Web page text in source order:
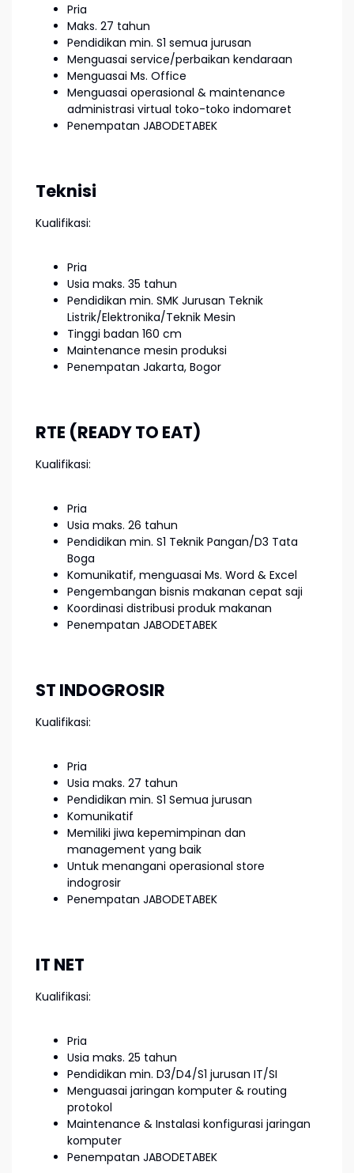
Pria
Maks. 27 tahun
Pendidikan min. S1 semua jurusan
Menguasai service/perbaikan kendaraan
Menguasai Ms. Office
Menguasai operasional & maintenance
administrasi virtual toko-toko indomaret
Penempatan JABODETABEK
Teknisi
Kualifikasi:
Pria
Usia maks. 35 tahun
Pendidikan min. SMK Jurusan Teknik
Listrik/Elektronika/Teknik Mesin
Tinggi badan 160 cm
Maintenance mesin produksi
Penempatan Jakarta, Bogor
RTE (READY TO EAT)
Kualifikasi:
Pria
Usia maks. 26 tahun
Pendidikan min. S1 Teknik Pangan/D3 Tata
Boga
Komunikatif, menguasai Ms. Word & Excel
Pengembangan bisnis makanan cepat saji
Koordinasi distribusi produk makanan
Penempatan JABODETABEK
ST INDOGROSIR
Kualifikasi:
Pria
Usia maks. 27 tahun
Pendidikan min. S1 Semua jurusan
Komunikatif
Memiliki jiwa kepemimpinan dan
management yang baik
Untuk menangani operasional store
indogrosir
Penempatan JABODETABEK
IT NET
Kualifikasi:
Pria
Usia maks. 25 tahun
Pendidikan min. D3/D4/S1 jurusan IT/SI
Menguasai jaringan komputer & routing
protokol
Maintenance & Instalasi konfigurasi jaringan
komputer
Penempatan JABODETABEK